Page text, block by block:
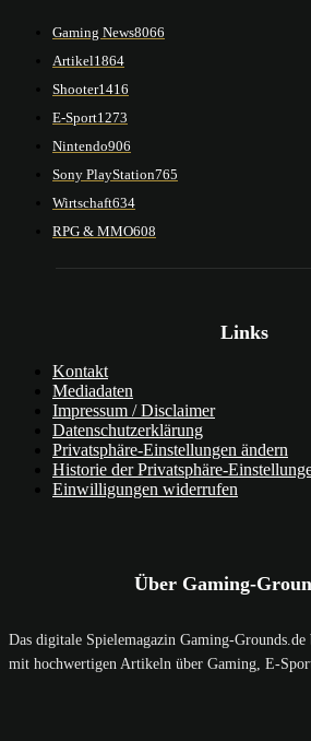
Gaming News8066
Artikel1864
Shooter1416
E-Sport1273
Nintendo906
Sony PlayStation765
Wirtschaft634
RPG & MMO608
Links
Kontakt
Mediadaten
Impressum / Disclaimer
Datenschutzerklärung
Privatsphäre-Einstellungen ändern
Historie der Privatsphäre-
Einwilligungen widerrufen
Über Gaming-
Das digitale Spielemagazin Gaming-
mit hochwertigen Artikeln über Gaming, E-